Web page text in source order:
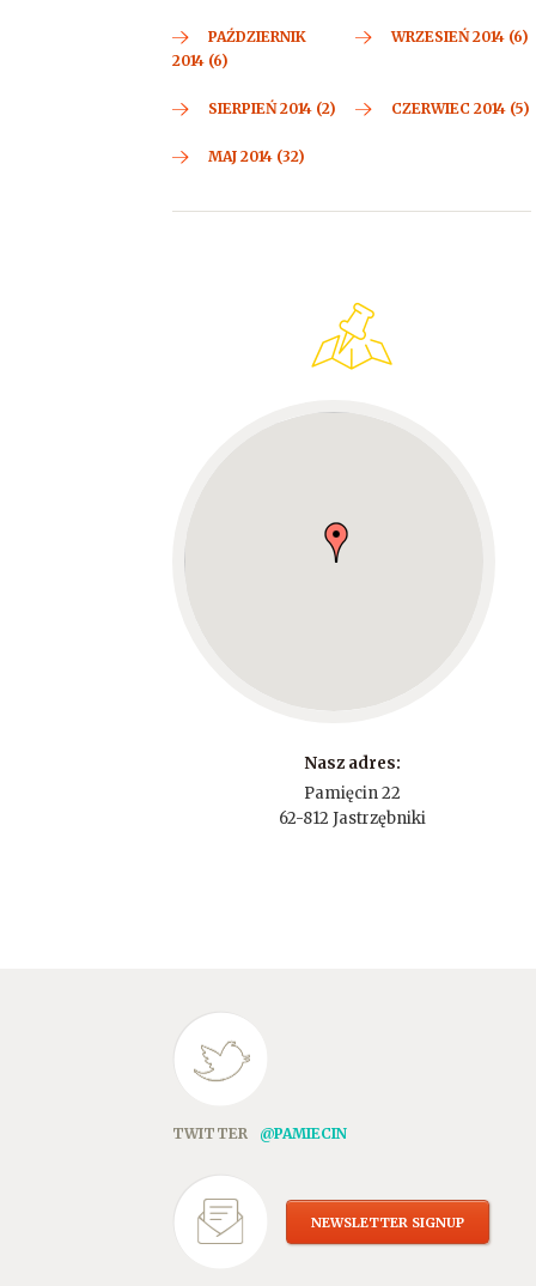
PAŹDZIERNIK
2014 (6)
WRZESIEŃ 2014 (6)
SIERPIEŃ 2014 (2) CZERWIEC 2014 (5)
MAJ 2014 (32)
Nasz adres:
Pamięcin 22
62-812 Jastrzębniki
TWITTER @PAMIECIN
NEWSLETTER SIGNUP